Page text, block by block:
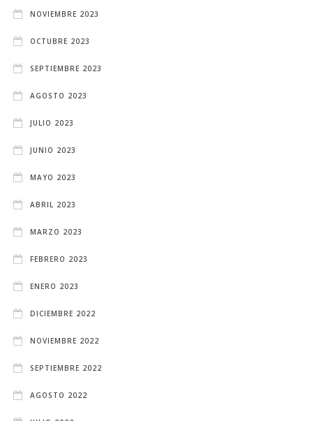
NOVIEMBRE 2023
OCTUBRE 2023
SEPTIEMBRE 2023
AGOSTO 2023
JULIO 2023
JUNIO 2023
MAYO 2023
ABRIL 2023
MARZO 2023
FEBRERO 2023
ENERO 2023
DICIEMBRE 2022
NOVIEMBRE 2022
SEPTIEMBRE 2022
AGOSTO 2022